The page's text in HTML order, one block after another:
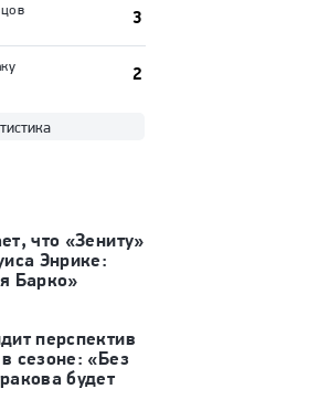
(Махачкала) —
Советов»: Кубок
видеообзор матча
3
2
что «Зениту»
Энрике:
Барко»
перспектив
сезоне: «Без
будет